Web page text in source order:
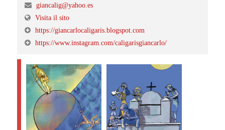
giancalig@yahoo.es
Visita il sito
https://giancarlocaligaris.blogspot.com
https://www.instagram.com/caligarisgiancarlo/